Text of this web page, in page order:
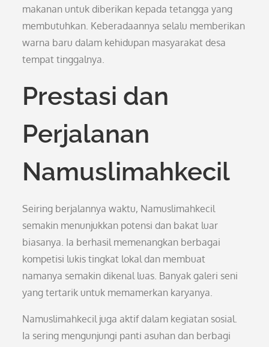
makanan untuk diberikan kepada tetangga yang
membutuhkan. Keberadaannya selalu memberikan
warna baru dalam kehidupan masyarakat desa
tempat tinggalnya.
Prestasi dan
Perjalanan
Namuslimahkecil
Seiring berjalannya waktu, Namuslimahkecil
semakin menunjukkan potensi dan bakat luar
biasanya. Ia berhasil memenangkan berbagai
kompetisi lukis tingkat lokal dan membuat
namanya semakin dikenal luas. Banyak galeri seni
yang tertarik untuk memamerkan karyanya.
Namuslimahkecil juga aktif dalam kegiatan sosial.
Ia sering mengunjungi panti asuhan dan berbagi